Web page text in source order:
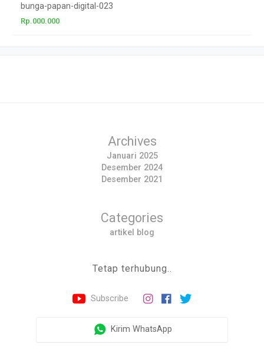
bunga-papan-digital-023
Rp.000.000
Archives
Januari 2025
Desember 2024
Desember 2021
Categories
artikel blog
Tetap terhubung..
Subscribe
Kirim WhatsApp